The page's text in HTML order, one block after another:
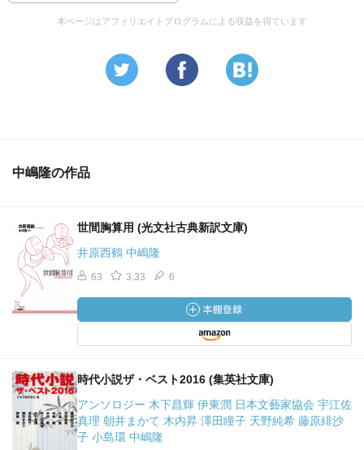
本ページはアフィリエイトプログラムによる収益を得ています
中嶋隆の作品
世間胸算用 (光文社古典新訳文庫)
井原西鶴 中嶋隆
63 3.33 6
時代小説ザ・ベスト2016 (集英社文庫)
アンソロジー 木下昌輝 伊東潤 日本文藝家協会 宇江佐
真理 朝井まかて 木内昇 澤田瞳子 天野純希 藤原緋沙
子 小島環 中嶋隆